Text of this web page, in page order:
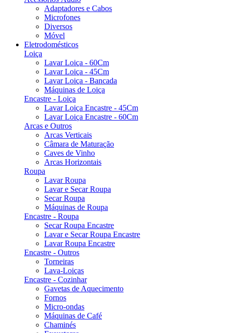
Adaptadores e Cabos
Microfones
Diversos
Móvel
Eletrodomésticos
Loiça
Lavar Loiça - 60Cm
Lavar Loiça - 45Cm
Lavar Loiça - Bancada
Máquinas de Loiça
Encastre - Loiça
Lavar Loiça Encastre - 45Cm
Lavar Loiça Encastre - 60Cm
Arcas e Outros
Arcas Verticais
Câmara de Maturação
Caves de Vinho
Arcas Horizontais
Roupa
Lavar Roupa
Lavar e Secar Roupa
Secar Roupa
Máquinas de Roupa
Encastre - Roupa
Secar Roupa Encastre
Lavar e Secar Roupa Encastre
Lavar Roupa Encastre
Encastre - Outros
Torneiras
Lava-Loiças
Encastre - Cozinhar
Gavetas de Aquecimento
Fornos
Micro-ondas
Máquinas de Café
Chaminés